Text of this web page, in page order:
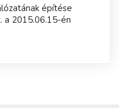
építése
a 2015.06.15-én